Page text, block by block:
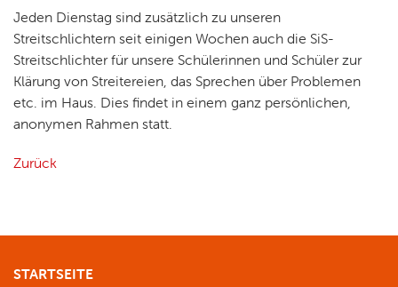
Jeden Dienstag sind zusätzlich zu unseren
Streitschlichtern seit einigen Wochen auch die SiS-
Streitschlichter für unsere Schülerinnen und Schüler zur
Klärung von Streitereien, das Sprechen über Problemen
etc. im Haus. Dies findet in einem ganz persönlichen,
anonymen Rahmen statt.
Zurück
STARTSEITE